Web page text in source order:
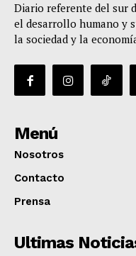
Diario referente del sur
el desarrollo humano y
la sociedad y la
Menú
Nosotros
Contacto
Prensa
Ultimas